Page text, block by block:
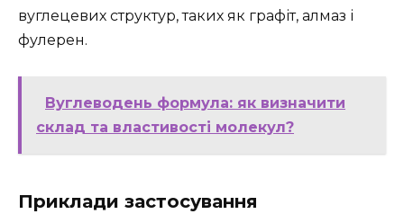
вуглецевих структур, таких як графіт, алмаз і
фулерен.
Вуглеводень формула: як визначити
склад та властивості молекул?
Приклади застосування